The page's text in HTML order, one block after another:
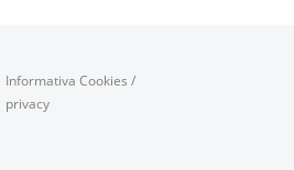
Informativa Cookies /
privacy